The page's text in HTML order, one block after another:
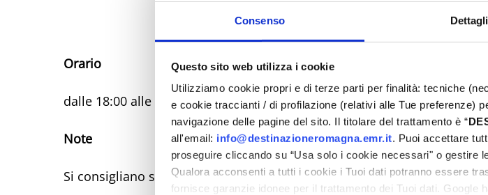
Consenso Dettagli
Questo sito web utilizza i cookie
Utilizziamo cookie propri e di terze parti per finalità: tecniche
e cookie traccianti / di profilazione (relativi alle Tue preferenze)
navigazione delle pagine del sito. Il titolare del trattamento è “
all'email: info@destinazioneromagna.emr.it. Puoi accettare
proseguire cliccando su “Usa solo i cookie necessari" o gestire
Qualora acconsenti a tutti i cookie i Tuoi dati potranno essere
fornisce garanzie idonee per il trattamento dei Tuoi dati. Google
Orario
dalle 18:00 alle 23:00 circa
Note
Si consigliano scarpe comode.